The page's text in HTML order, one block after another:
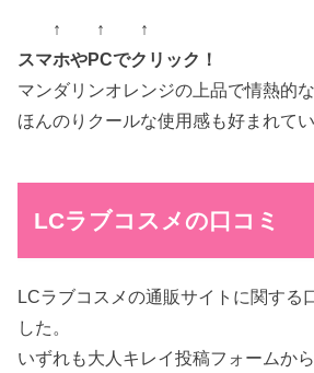
↑ ↑ ↑
スマホやPCでクリック！
マンダリンオレンジの上品で情熱的な
ほんのりクールな使用感も好まれて
LCラブコスメの口コミ
LCラブコスメの通販サイトに関する
した。
いずれも大人キレイ投稿フォームか